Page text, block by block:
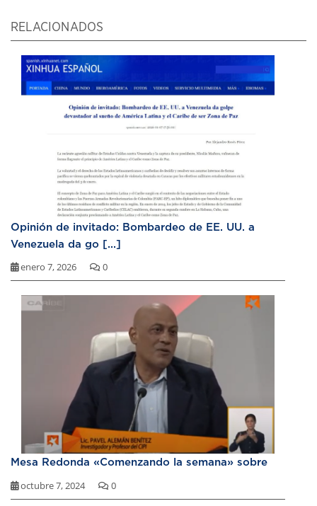
RELACIONADOS
Opinión de invitado: Bombardeo de EE. UU. a
Venezuela da go [...]
enero 7, 2026 0
Mesa Redonda «Comenzando la semana» sobre
octubre 7, 2024 0